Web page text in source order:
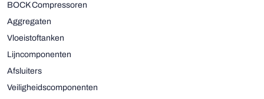
BOCK Compressoren
Aggregaten
Vloeistoftanken
Lijncomponenten
Afsluiters
Veiligheidscomponenten